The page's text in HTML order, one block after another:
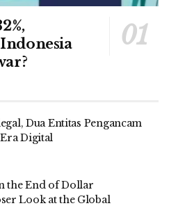
Dua Entitas Pengancam
Digital
the End of Dollar
Look at the Global